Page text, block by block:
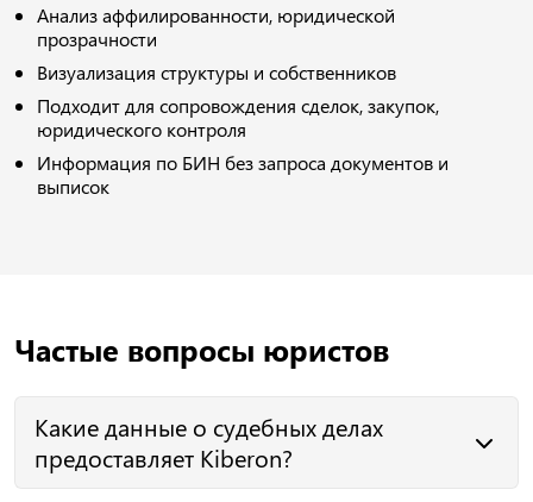
Анализ аффилированности, юридической
прозрачности
Визуализация структуры и собственников
Подходит для сопровождения сделок, закупок,
юридического контроля
Информация по БИН без запроса документов и
выписок
Частые вопросы юристов
Какие данные о судебных делах
предоставляет Kiberon?